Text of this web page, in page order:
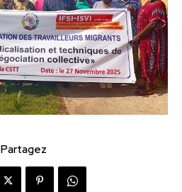
Partagez